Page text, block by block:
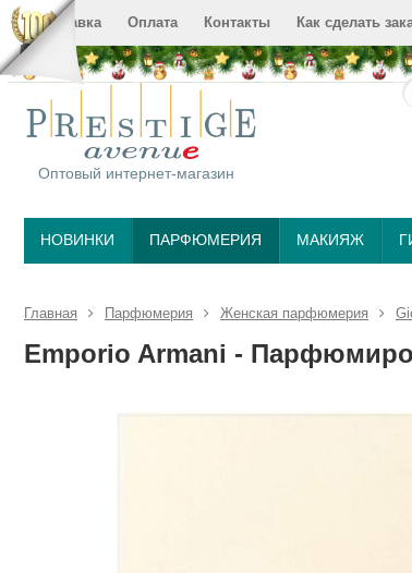
Доставка Оплата Контакты Как сделать
Оптовый интернет-магазин
НОВИНКИ ПАРФЮМЕРИЯ МАКИЯЖ
Главная Парфюмерия Женская парфюмерия
Emporio Armani -